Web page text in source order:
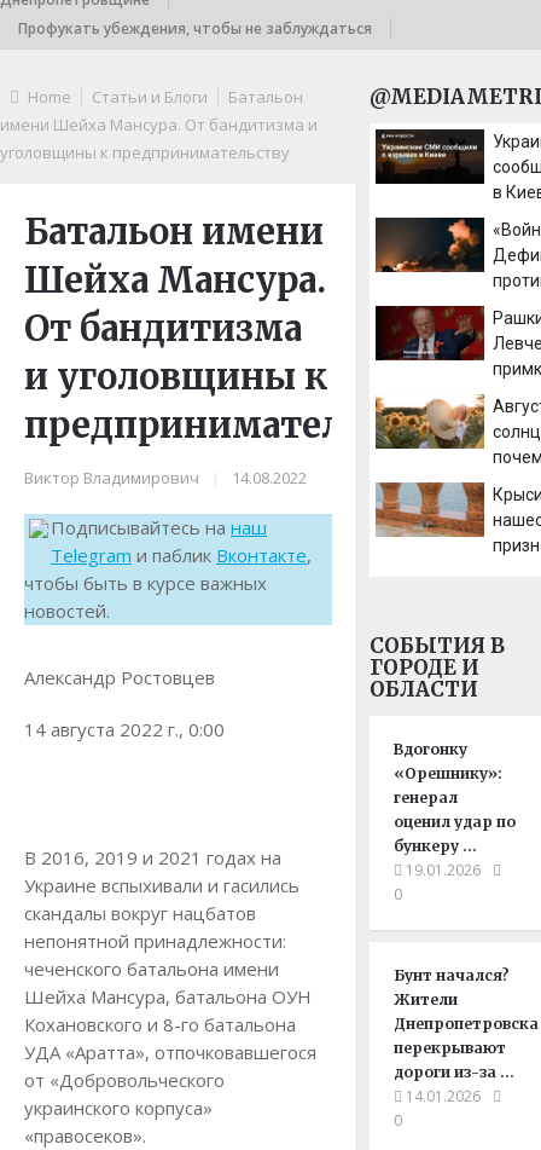
Профукать убеждения, чтобы не заблуждаться
Home Статьи и Блоги
Батальон
имени Шейха Мансура. От бандитизма и
уголовщины к предпринимательству
Батальон имени
Шейха Мансура.
От бандитизма
и уголовщины к
предпринимательству
Виктор Владимирович 14.08.2022
Подписывайтесь на наш
Telegram и паблик Вконтакте,
чтобы быть в курсе важных
новостей.
Александр Ростовцев
14 августа 2022 г., 0:00
В 2016, 2019 и 2021 годах на
Украине вспыхивали и гасились
скандалы вокруг нацбатов
непонятной принадлежности:
чеченского батальона имени
Шейха Мансура, батальона ОУН
Кохановского и 8-го батальона
УДА «Аратта», отпочковавшегося
от «Добровольческого
украинского корпуса»
«правосеков».
в
СОБЫТИЯ В
ГОРОДЕ И
ОБЛАСТИ
Вдогонку
«Орешнику»:
генерал
оценил удар по
бункеру …
19.01.2026
0
Бунт начался?
Жители
Днепропетровска
перекрывают
дороги из-за …
14.01.2026
0